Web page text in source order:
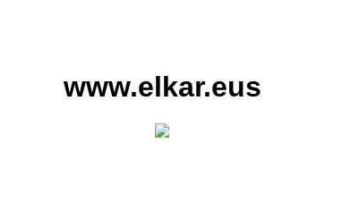
www.elkar.eus